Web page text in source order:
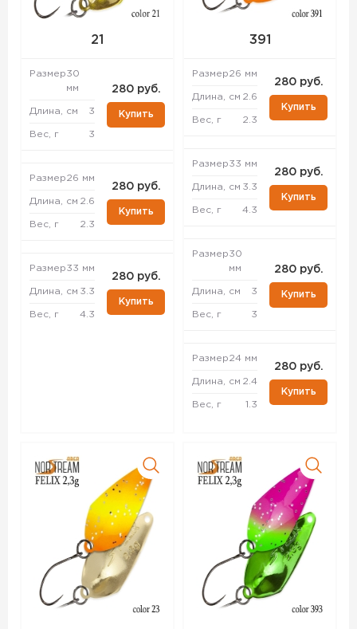
21
Размер30
мм
Длина, см 3
Вес, г 3
280 руб.
Купить
Размер26 мм
Длина, см 2.6
Вес, г 2.3
280 руб.
Купить
Размер33 мм
Длина, см 3.3
Вес, г 4.3
280 руб.
Купить
391
Размер26 мм
Длина, см 2.6
Вес, г 2.3
280 руб.
Купить
Размер33 мм
Длина, см 3.3
Вес, г 4.3
280 руб.
Купить
Размер30
мм
Длина, см 3
Вес, г 3
280 руб.
Купить
Размер24 мм
Длина, см 2.4
Вес, г 1.3
280 руб.
Купить